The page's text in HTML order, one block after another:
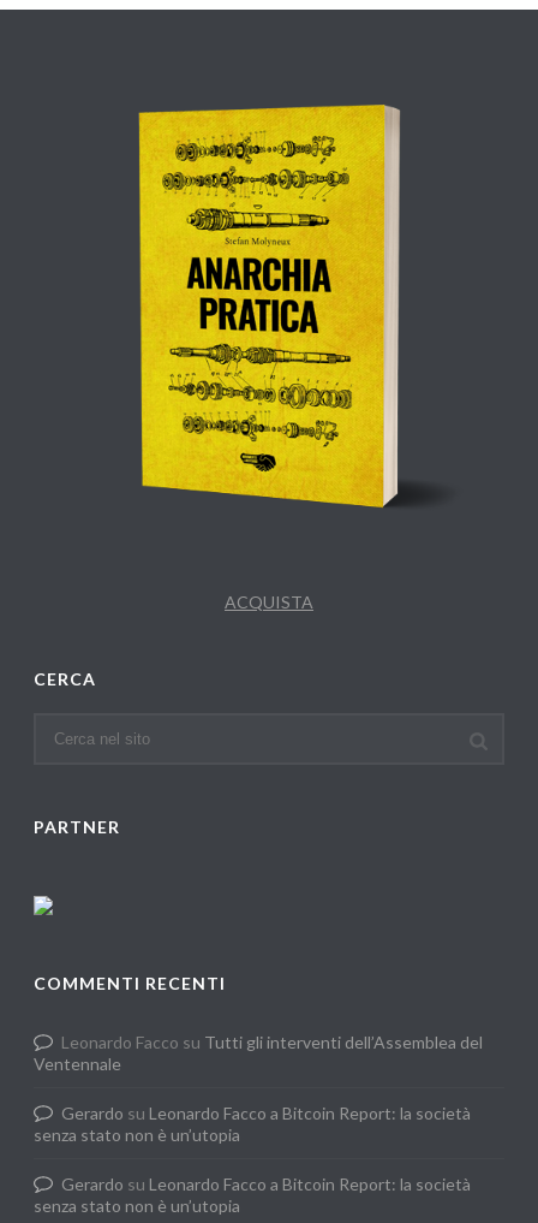
ACQUISTA
CERCA
PARTNER
COMMENTI RECENTI
Leonardo Facco su Tutti gli interventi dell’Assemblea del
Ventennale
Gerardo su Leonardo Facco a Bitcoin Report: la società
senza stato non è un’utopia
Gerardo su Leonardo Facco a Bitcoin Report: la società
senza stato non è un’utopia